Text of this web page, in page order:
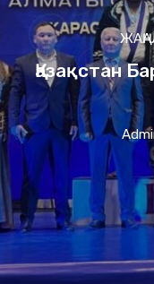
Қазақстан